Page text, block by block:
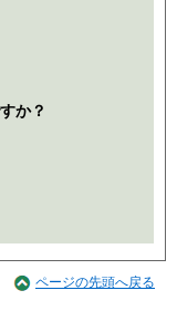
か？
ページの先頭へ戻る